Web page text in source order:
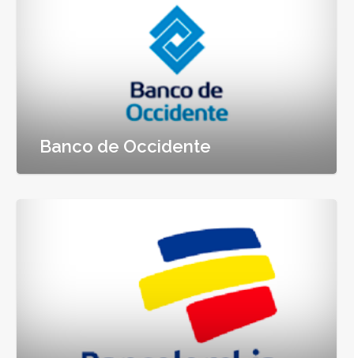
Banco de Occidente